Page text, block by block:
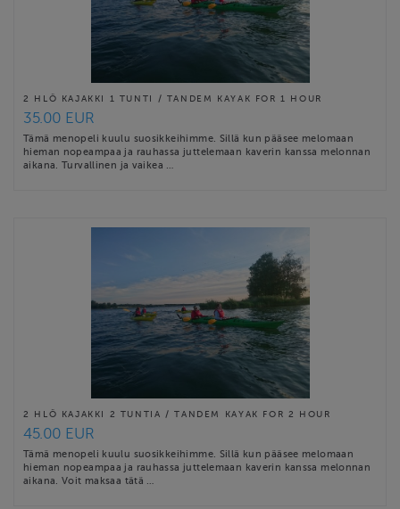
2 HLÖ KAJAKKI 1 TUNTI / TANDEM KAYAK FOR 1 HOUR
35.00 EUR
Tämä menopeli kuulu suosikkeihimme. Sillä kun pääsee melomaan
hieman nopeampaa ja rauhassa juttelemaan kaverin kanssa melonnan
aikana. Turvallinen ja vaikea …
2 HLÖ KAJAKKI 2 TUNTIA / TANDEM KAYAK FOR 2 HOUR
45.00 EUR
Tämä menopeli kuulu suosikkeihimme. Sillä kun pääsee melomaan
hieman nopeampaa ja rauhassa juttelemaan kaverin kanssa melonnan
aikana. Voit maksaa tätä …